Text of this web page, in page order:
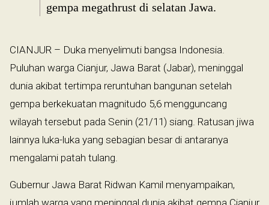
gempa megathrust di selatan Jawa.
CIANJUR – Duka menyelimuti bangsa Indonesia.
Puluhan warga Cianjur, Jawa Barat (Jabar), meninggal
dunia akibat tertimpa reruntuhan bangunan setelah
gempa berkekuatan magnitudo 5,6 mengguncang
wilayah tersebut pada Senin (21/11) siang. Ratusan jiwa
lainnya luka-luka yang sebagian besar di antaranya
mengalami patah tulang.
Gubernur Jawa Barat Ridwan Kamil menyampaikan,